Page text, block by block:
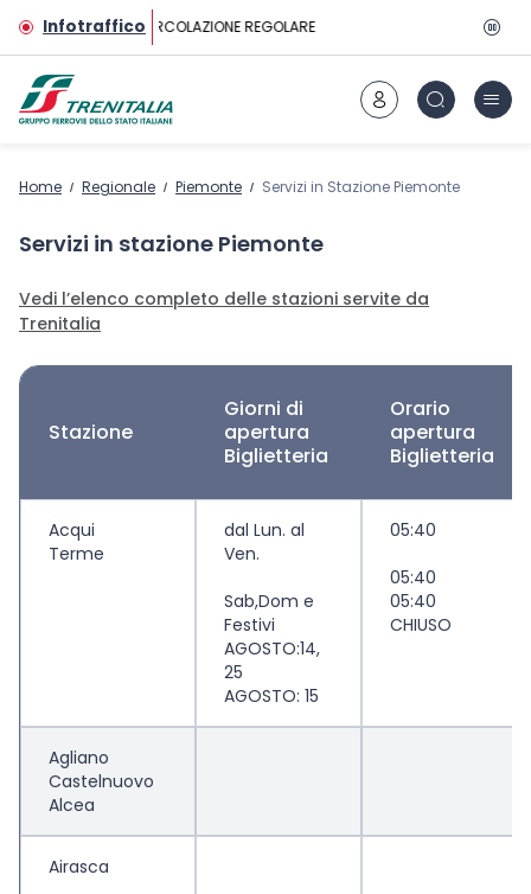
Vai al contenuto principale
InfotrafficoCIRCOLAZIONE REGOLARE
Home Regionale Piemonte Servizi in Stazione Piemonte
Servizi in stazione Piemonte
Vedi l’elenco completo delle stazioni servite da
Trenitalia
Stazione
Giorni di
apertura
Biglietteria
Orario
apertura
Biglietteria
Acqui
Terme
dal Lun. al
Ven.
Sab,Dom e
Festivi
AGOSTO:14,
25
AGOSTO: 15
05:40
05:40
05:40
CHIUSO
Agliano
Castelnuovo
Alcea
Airasca